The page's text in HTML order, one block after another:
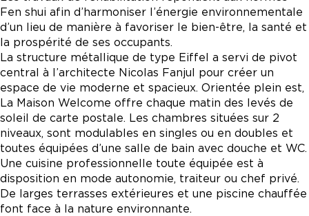
Fen shui afin d’harmoniser l’énergie environnementale
d’un lieu de manière à favoriser le bien-être, la santé et
la prospérité de ses occupants.
La structure métallique de type Eiffel a servi de pivot
central à l’architecte Nicolas Fanjul pour créer un
espace de vie moderne et spacieux. Orientée plein est,
La Maison Welcome offre chaque matin des levés de
soleil de carte postale. Les chambres situées sur 2
niveaux, sont modulables en singles ou en doubles et
toutes équipées d’une salle de bain avec douche et WC.
Une cuisine professionnelle toute équipée est à
disposition en mode autonomie, traiteur ou chef privé.
De larges terrasses extérieures et une piscine chauffée
font face à la nature environnante.